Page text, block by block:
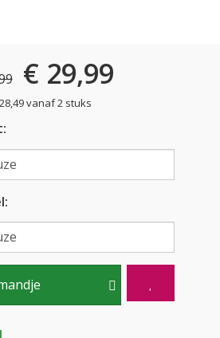
€ 29,99
vanaf 2 stuks